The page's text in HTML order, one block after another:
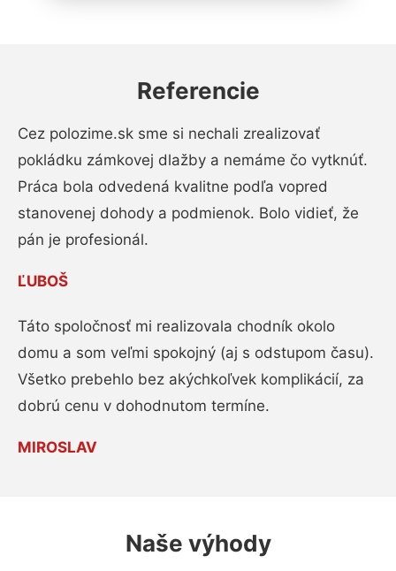
Referencie
Cez polozime.sk sme si nechali zrealizovať
pokládku zámkovej dlažby a nemáme čo vytknúť.
Práca bola odvedená kvalitne podľa vopred
stanovenej dohody a podmienok. Bolo vidieť, že
pán je profesionál.
ĽUBOŠ
Táto spoločnosť mi realizovala chodník okolo
domu a som veľmi spokojný (aj s odstupom času).
Všetko prebehlo bez akýchkoľvek komplikácií, za
dobrú cenu v dohodnutom termíne.
MIROSLAV
Naše výhody